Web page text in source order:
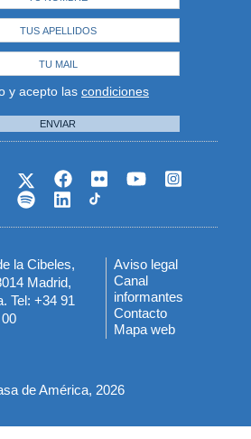
y acepto las condiciones
ENVIAR
la Cibeles,
Madrid,
Tel: +34 91
Menú
del
pie
Aviso legal
Canal
informantes
Contacto
Mapa web
de América, 2026